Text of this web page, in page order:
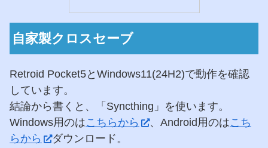
自家製クロスセーブ
Retroid Pocket5とWindows11(24H2)で動作を確認
しています。
結論から書くと、「Syncthing」を使います。
Windows用のはこちらから 、Android用のはこち
らから
ダウンロード。